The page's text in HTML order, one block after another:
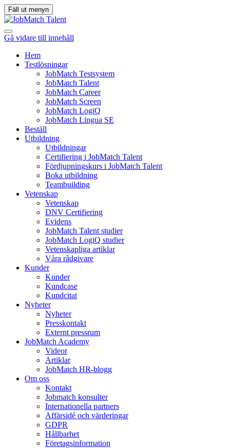
Fäll ut menyn
Gå vidare till innehåll
Hem
Testlösningar
JobMatch Testsystem
JobMatch Talent
JobMatch Career
JobMatch Screen
JobMatch LogiQ
JobMatch Lingua SE
Beställ
Utbildning
Utbildningar
Certifiering i JobMatch Talent
Fördjupningskurs i JobMatch Talent
Boka utbildning
Teambuilding
Vetenskap
Vetenskap
DNV Certifiering
Evidens
JobMatch Talent studier
JobMatch LogiQ studier
Vetenskapliga artiklar
Våra rådgivare
Kunder
Kunder
Kundcase
Kundcitat
Nyheter
Nyheter
Presskontakt
Externt pressrum
JobMatch Academy
Videor
Artiklar
JobMatch HR-blogg
Om oss
Kontakt
Jobmatch konsulter
Internationella partners
Affärsidé och värderingar
GDPR
Hållbarhet
Företagsinformation